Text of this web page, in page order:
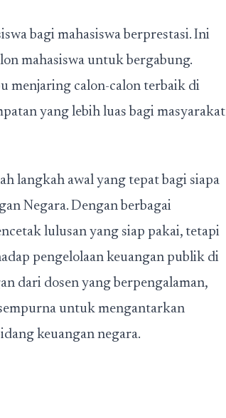
bagi mahasiswa berprestasi. Ini
mahasiswa untuk bergabung.
menjaring calon-calon terbaik di
yang lebih luas bagi masyarakat
langkah awal yang tepat bagi siapa
Negara. Dengan berbagai
lulusan yang siap pakai, tetapi
pengelolaan keuangan publik di
dari dosen yang berpengalaman,
untuk mengantarkan
keuangan negara.